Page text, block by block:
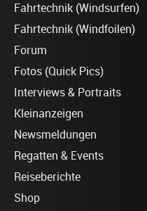
Fahrtechnik (Windsurfen)
Fahrtechnik (Windfoilen)
Forum
Fotos (Quick Pics)
Interviews & Portraits
Kleinanzeigen
Newsmeldungen
Regatten & Events
Reiseberichte
Shop